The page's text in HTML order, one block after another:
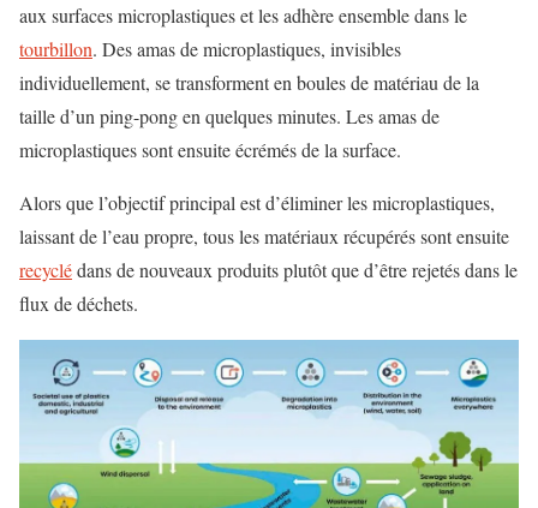
aux surfaces microplastiques et les adhère ensemble dans le
tourbillon. Des amas de microplastiques, invisibles
individuellement, se transforment en boules de matériau de la
taille d’un ping-pong en quelques minutes. Les amas de
microplastiques sont ensuite écrémés de la surface.
Alors que l’objectif principal est d’éliminer les microplastiques,
laissant de l’eau propre, tous les matériaux récupérés sont ensuite
recyclédans de nouveaux produits plutôt que d’être rejetés dans le
flux de déchets.